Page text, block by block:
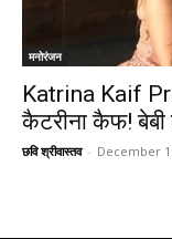
मनोरंजन
Katrina Kaif
कैटरीना कैफ! बेबी
छवि श्रीवास्तव - December